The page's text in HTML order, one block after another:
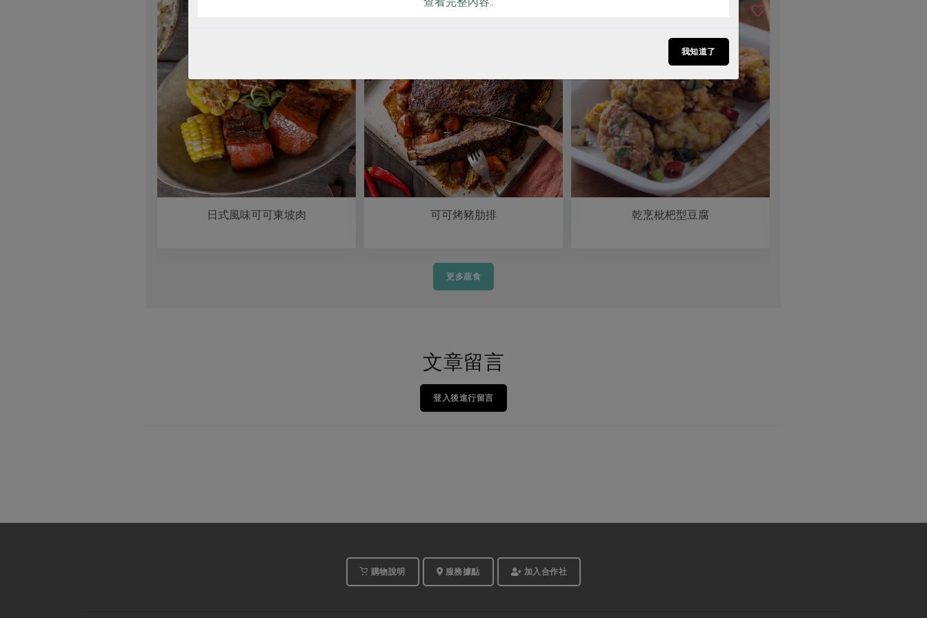
日式風味可可東坡肉 可可烤豬肋排 乾烹枇杷型豆腐
更多蔬食
文章留言
登入後進行留言
購物說明 服務據點 加入合作社
我知道了